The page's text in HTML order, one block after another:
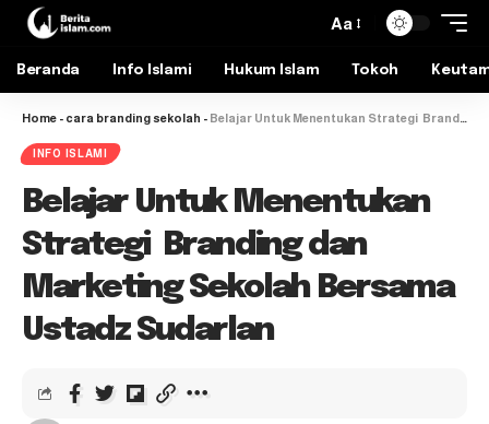
Aa
Beranda Info Islami Hukum Islam Tokoh
Home - cara branding sekolah - Belajar Untuk Menentukan Strategi Branding dan Marketing Sekolah Bersama Ustadz Sudarlan
INFO ISLAMI
Belajar Untuk Menentukan
Strategi Branding dan
Marketing Sekolah Bersama
Ustadz Sudarlan